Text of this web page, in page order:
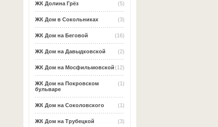
(5)
ЖК Долина Грёз
(3)
ЖК Дом в Сокольниках
(16)
ЖК Дом на Беговой
(2)
ЖК Дом на Давыдковской
(12)
ЖК Дом на Мосфильмовской
(1)
ЖК Дом на Покровском
бульваре
(1)
ЖК Дом на Соколовского
(3)
ЖК Дом на Трубецкой